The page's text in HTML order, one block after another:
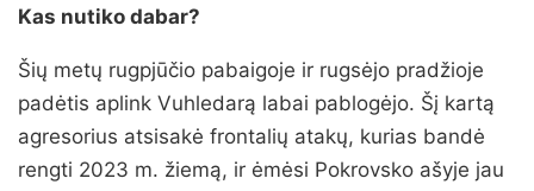
Kas nutiko dabar?
Šių metų rugpjūčio pabaigoje ir rugsėjo pradžioje
padėtis aplink Vuhledarą labai pablogėjo. Šį kartą
agresorius atsisakė frontalių atakų, kurias bandė
rengti 2023 m. žiemą, ir ėmėsi Pokrovsko ašyje jau